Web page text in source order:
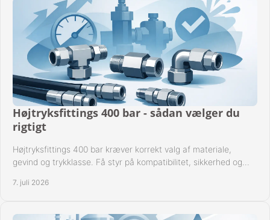
Højtryksfittings 400 bar - sådan vælger du
rigtigt
Højtryksfittings 400 bar kræver korrekt valg af materiale,
gevind og trykklasse. Få styr på kompatibilitet, sikkerhed og
7. juli 2026